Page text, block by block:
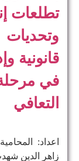
تطلعات
وتحديات
قانونية
في
التعافي
اعداد:
زاهر الدين